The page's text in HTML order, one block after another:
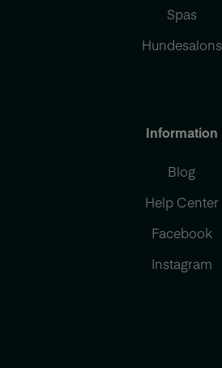
Spas
Hundesalons
Information
Blog
Help Center
Facebook
Instagram